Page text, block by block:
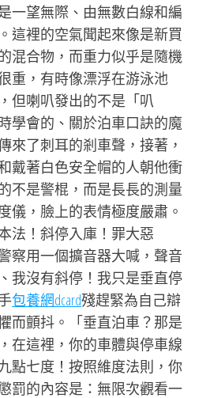
一望無際、由無數白線和編
這裡的空氣聞起來像是新買
混合物，而重力似乎是隨機
重，有時像漂浮在游泳池
但喇叭發出的不是「叭
學會的、關於泊車口訣的魔
來了刺耳的剎車聲，接著，
戴著白色安全帽的人朝他衝
不是警棍，而是長長的測量
儀，臉上的表情極度嚴肅。
法！斜停入庫！罪大惡
察用一個擴音器大喊，聲音
我沒有斜停！我只是垂直停
包養網dcard殘趕緊為自己辯
而顫抖。「垂直泊車？那是
在這裡，你的車體與停車線
七度！按照維度法則，你
罰的內容是：無限次觀看一